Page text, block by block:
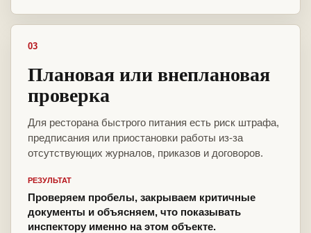
03
Плановая или внеплановая
проверка
Для ресторана быстрого питания есть риск штрафа,
предписания или приостановки работы из-за
отсутствующих журналов, приказов и договоров.
РЕЗУЛЬТАТ
Проверяем пробелы, закрываем критичные
документы и объясняем, что показывать
инспектору именно на этом объекте.